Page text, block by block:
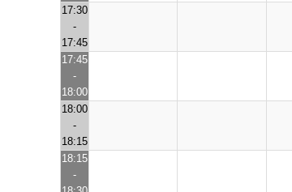
17:30
-
17:45
17:45
-
18:00
18:00
-
18:15
18:15
-